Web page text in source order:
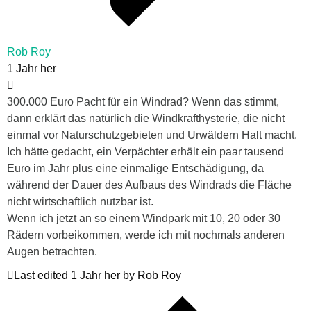
Rob Roy
1 Jahr her
300.000 Euro Pacht für ein Windrad? Wenn das stimmt,
dann erklärt das natürlich die Windkrafthysterie, die nicht
einmal vor Naturschutzgebieten und Urwäldern Halt macht.
Ich hätte gedacht, ein Verpächter erhält ein paar tausend
Euro im Jahr plus eine einmalige Entschädigung, da
während der Dauer des Aufbaus des Windrads die Fläche
nicht wirtschaftlich nutzbar ist.
Wenn ich jetzt an so einem Windpark mit 10, 20 oder 30
Rädern vorbeikommen, werde ich mit nochmals anderen
Augen betrachten.
Last edited 1 Jahr her by Rob Roy